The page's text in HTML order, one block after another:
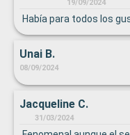
19/09/2024
Había para todos los
Unai B.
08/09/2024
Jacqueline C.
31/03/2024